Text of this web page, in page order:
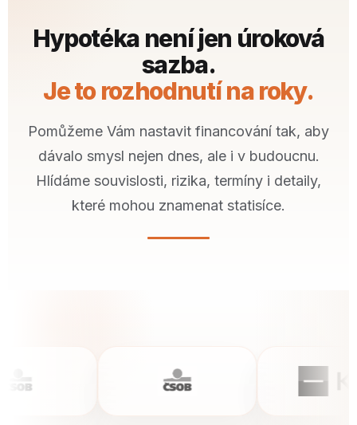
Hypotéka není jen úroková
sazba.
Je to rozhodnutí na roky.
Pomůžeme Vám nastavit financování tak, aby
dávalo smysl nejen dnes, ale i v budoucnu.
Hlídáme souvislosti, rizika, termíny i detaily,
které mohou znamenat statisíce.